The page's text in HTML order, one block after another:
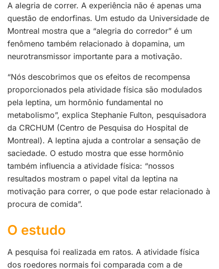
A alegria de correr. A experiência não é apenas uma
questão de endorfinas. Um estudo da Universidade de
Montreal mostra que a “alegria do corredor” é um
fenômeno também relacionado à dopamina, um
neurotransmissor importante para a motivação.
“Nós descobrimos que os efeitos de recompensa
proporcionados pela atividade física são modulados
pela leptina, um hormônio fundamental no
metabolismo”, explica Stephanie Fulton, pesquisadora
da CRCHUM (Centro de Pesquisa do Hospital de
Montreal). A leptina ajuda a controlar a sensação de
saciedade. O estudo mostra que esse hormônio
também influencia a atividade física: “nossos
resultados mostram o papel vital da leptina na
motivação para correr, o que pode estar relacionado à
procura de comida”.
O estudo
A pesquisa foi realizada em ratos. A atividade física
dos roedores normais foi comparada com a de